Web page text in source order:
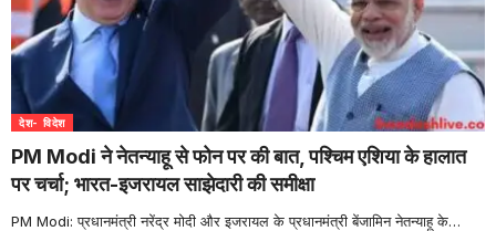
देश- विदेश
PM Modi ने नेतन्याहू से फोन पर की बात, पश्चिम एशिया के हालात
पर चर्चा; भारत-इजरायल साझेदारी की समीक्षा
PM Modi: प्रधानमंत्री नरेंद्र मोदी और इजरायल के प्रधानमंत्री बेंजामिन नेतन्याहू के…